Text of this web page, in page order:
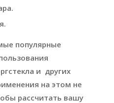
популярные
и других
на этом не
рассчитать вашу